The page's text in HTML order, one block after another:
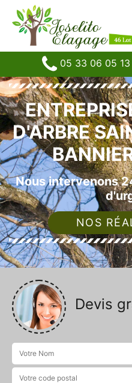
05 33 06 05 13
D'ARBRE
Nous intervenons
NOS
Devis